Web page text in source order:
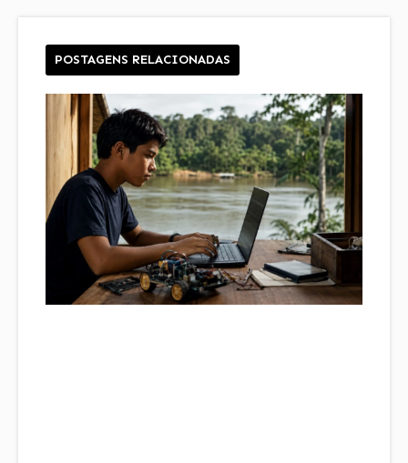
POSTAGENS RELACIONADAS